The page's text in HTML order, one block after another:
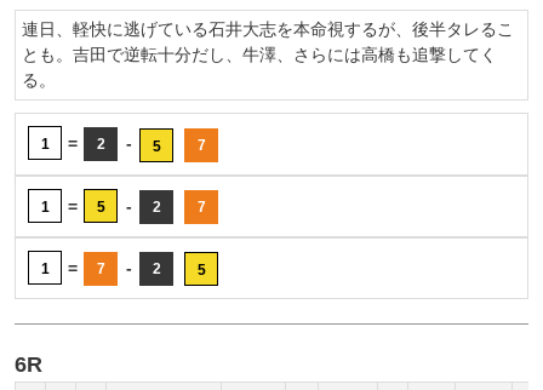
連日、軽快に逃げている石井大志を本命視するが、後半タレるこ
とも。吉田で逆転十分だし、牛澤、さらには高橋も追撃してく
る。
1 = 2 - 5 7
1 = 5 - 2 7
1 = 7 - 2 5
6R